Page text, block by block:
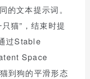
的文本提示词。
猫”，结束时提
过Stable
Space
到狗的平滑形态